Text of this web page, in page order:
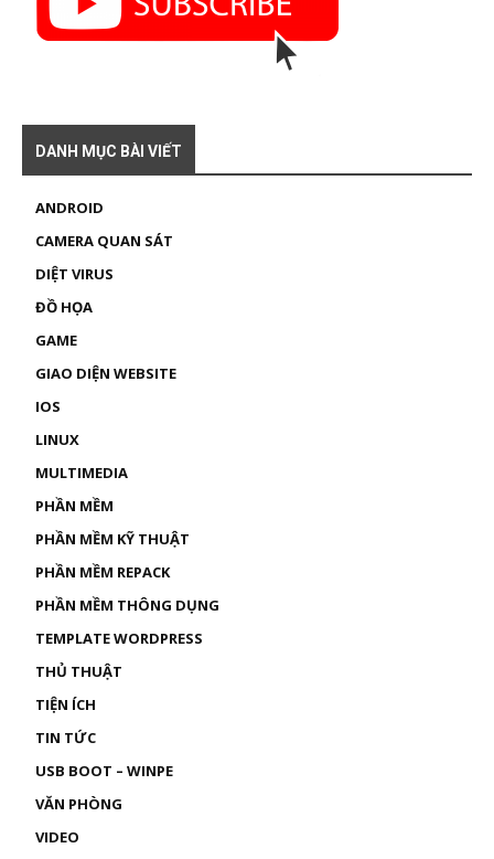
DANH MỤC BÀI VIẾT
ANDROID
CAMERA QUAN SÁT
DIỆT VIRUS
ĐỒ HỌA
GAME
GIAO DIỆN WEBSITE
IOS
LINUX
MULTIMEDIA
PHẦN MỀM
PHẦN MỀM KỸ THUẬT
PHẦN MỀM REPACK
PHẦN MỀM THÔNG DỤNG
TEMPLATE WORDPRESS
THỦ THUẬT
TIỆN ÍCH
TIN TỨC
USB BOOT – WINPE
VĂN PHÒNG
VIDEO